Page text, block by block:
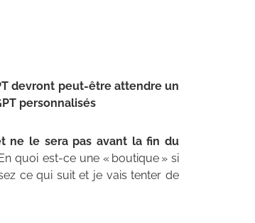
devront peut-être attendre un
personnalisés
ne le sera pas avant la fin du
quoi est-ce une « boutique » si
ce qui suit et je vais tenter de